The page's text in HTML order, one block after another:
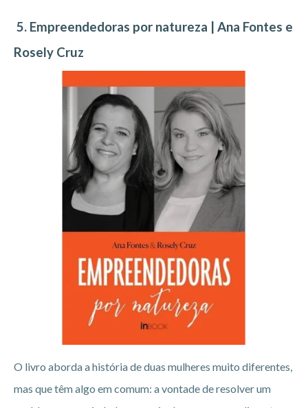
5. Empreendedoras por natureza | Ana Fontes e
Rosely Cruz
O livro aborda a história de duas mulheres muito diferentes,
mas que têm algo em comum: a vontade de resolver um